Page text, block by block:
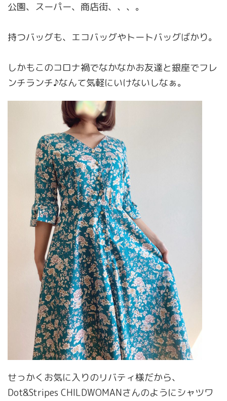
公園、スーパー、商店街、、、。
持つバッグも、エコバッグやトートバッグばかり。
しかもこのコロナ禍でなかなかお友達と銀座でフレ
ンチランチ♪なんて気軽にいけないしなぁ。
せっかくお気に入りのリバティ様だから、
Dot&Stripes CHILDWOMANさんのようにシャツワ